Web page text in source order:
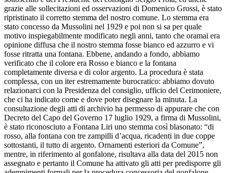
grazie alle sollecitazioni ed osservazioni di Domenico Grossi, è stato
ripristinato il corretto stemma del nostro comune. Lo stemma era
stato concesso da Mussolini nel 1929 e poi non si sa per quale
motivo inspiegabilmente modificato negli anni, tanto che oramai era
opinione diffusa che il nostro stemma fosse bianco ed azzurro e vi
fosse ritratta una fontana. Ebbene, andando a fondo, abbiamo
verificato che il colore era Rosso e bianco e la fontana
completamente diversa e di color argento. La procedura è stata
complessa, con un iter estremamente burocratico: abbiamo dovuto
relazionarci con la Presidenza del consiglio, ufficio del Cerimoniere,
che ci ha indicato come e dove poter disegnare la minuta. La
consultazione degli atti di archivio ha permesso di appurare che con
Decreto del Capo del Governo 17 luglio 1929, a firma di Mussolini,
è stato riconosciuto a Fontana Liri uno stemma così blasonato: “di
rosso, alla fontana con tre zampilli d’acqua, ricadenti in due coppe
sottostanti, il tutto di argento. Ornamenti esteriori da Comune”,
mentre, in riferimento al gonfalone, risultava alla data del 2015 non
assegnato e pertanto il Comune ha attivato gli atti per predisporre gli